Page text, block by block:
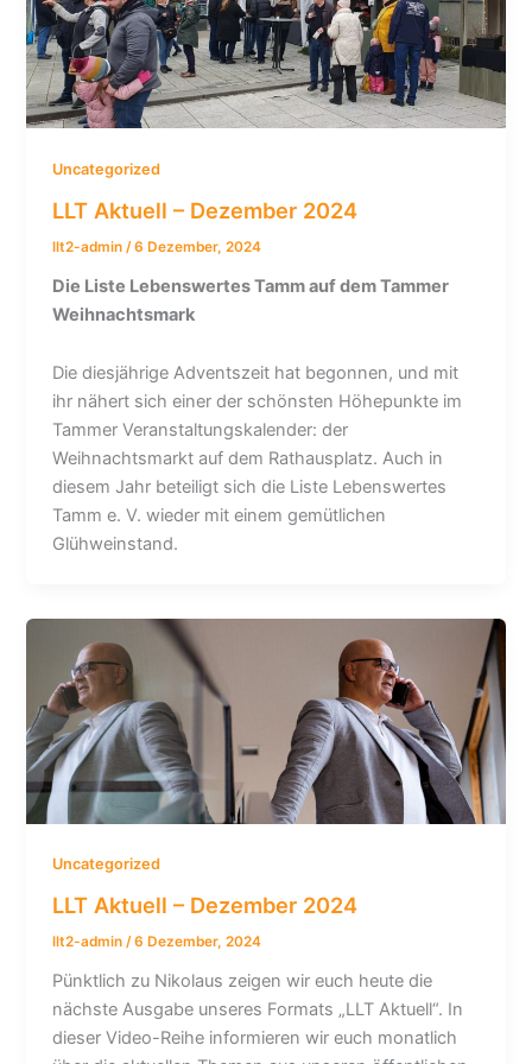
Uncategorized
LLT Aktuell – Dezember 2024
llt2-admin/6 Dezember, 2024
Die Liste Lebenswertes Tamm auf dem Tammer
Weihnachtsmark
Die diesjährige Adventszeit hat begonnen, und mit
ihr nähert sich einer der schönsten Höhepunkte im
Tammer Veranstaltungskalender: der
Weihnachtsmarkt auf dem Rathausplatz. Auch in
diesem Jahr beteiligt sich die Liste Lebenswertes
Tamm e. V. wieder mit einem gemütlichen
Glühweinstand.
Uncategorized
LLT Aktuell – Dezember 2024
llt2-admin/6 Dezember, 2024
Pünktlich zu Nikolaus zeigen wir euch heute die
nächste Ausgabe unseres Formats „LLT Aktuell“. In
dieser Video-Reihe informieren wir euch monatlich